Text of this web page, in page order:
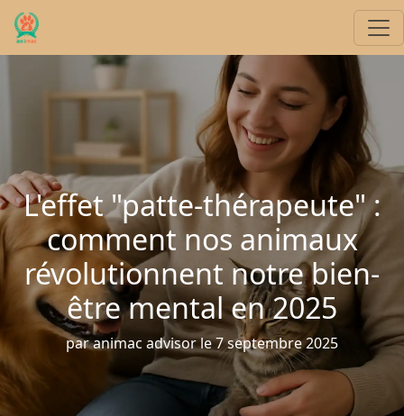
L'effet "patte-thérapeute" :
comment nos animaux
révolutionnent notre bien-
être mental en 2025
par animac advisor le 7 septembre 2025